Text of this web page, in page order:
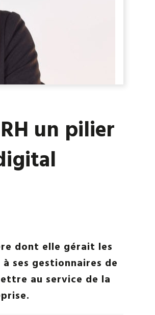
un pilier
dont elle gérait les
ses gestionnaires de
au service de la